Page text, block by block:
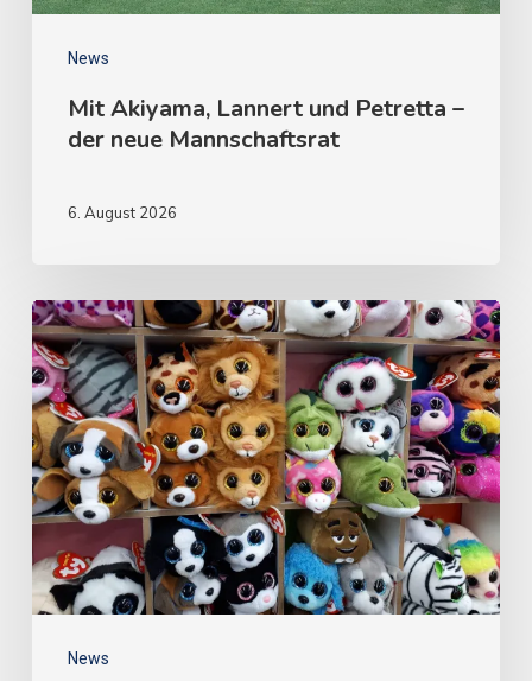
News
Mit Akiyama, Lannert und Petretta –
der neue Mannschaftsrat
6. August 2026
News